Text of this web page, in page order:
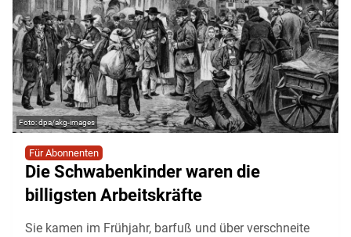
dpa/akg-images
Für Abonnenten
Die Schwabenkinder waren die
billigsten Arbeitskräfte
Sie kamen im Frühjahr, barfuß und über verschneite